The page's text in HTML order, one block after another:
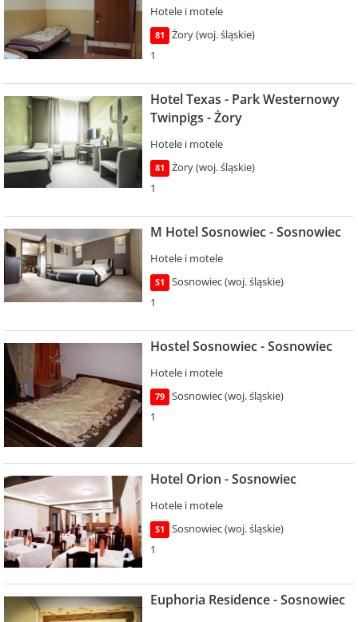
Hotele i motele
81
Żory (woj. śląskie)
1
Hotel Texas - Park Westernowy
Twinpigs - Żory
Hotele i motele
81
Żory (woj. śląskie)
1
M Hotel Sosnowiec - Sosnowiec
Hotele i motele
S1
Sosnowiec (woj. śląskie)
1
Hostel Sosnowiec - Sosnowiec
Hotele i motele
79
Sosnowiec (woj. śląskie)
1
Hotel Orion - Sosnowiec
Hotele i motele
S1
Sosnowiec (woj. śląskie)
1
Euphoria Residence - Sosnowiec